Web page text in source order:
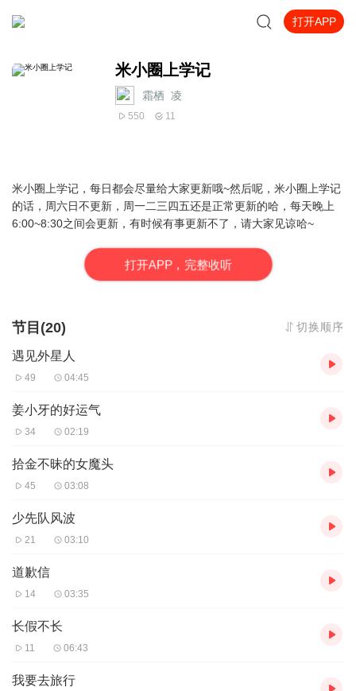
打开APP
米小圈上学记
霜栖_凌
550 11
米小圈上学记，每日都会尽量给大家更新哦~然后呢，米小圈上学记
的话，周六日不更新，周一二三四五还是正常更新的哈，每天晚上
6:00~8:30之间会更新，有时候有事更新不了，请大家见谅哈~
打开APP，完整收听
节目(20) 切换顺序
遇见外星人
49 04:45
姜小牙的好运气
34 02:19
拾金不昧的女魔头
45 03:08
少先队风波
21 03:10
道歉信
14 03:35
长假不长
11 06:43
我要去旅行